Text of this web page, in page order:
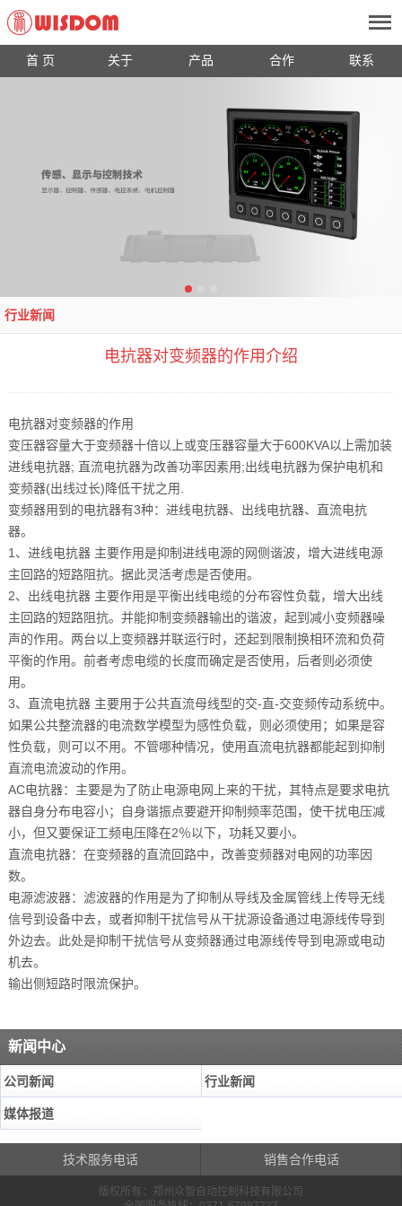
首 页 关于 产品 合作 联系
行业新闻
电抗器对变频器的作用介绍
电抗器对变频器的作用
变压器容量大于变频器十倍以上或变压器容量大于600KVA以上需加装
进线电抗器; 直流电抗器为改善功率因素用;出线电抗器为保护电机和
变频器(出线过长)降低干扰之用.
变频器用到的电抗器有3种：进线电抗器、出线电抗器、直流电抗
器。
1、进线电抗器 主要作用是抑制进线电源的网侧谐波，增大进线电源
主回路的短路阻抗。据此灵活考虑是否使用。
2、出线电抗器 主要作用是平衡出线电缆的分布容性负载，增大出线
主回路的短路阻抗。并能抑制变频器输出的谐波，起到减小变频器噪
声的作用。两台以上变频器并联运行时，还起到限制换相环流和负荷
平衡的作用。前者考虑电缆的长度而确定是否使用，后者则必须使
用。
3、直流电抗器 主要用于公共直流母线型的交-直-交变频传动系统中。
如果公共整流器的电流数学模型为感性负载，则必须使用；如果是容
性负载，则可以不用。不管哪种情况，使用直流电抗器都能起到抑制
直流电流波动的作用。
AC电抗器：主要是为了防止电源电网上来的干扰，其特点是要求电抗
器自身分布电容小；自身谐振点要避开抑制频率范围，使干扰电压减
小，但又要保证工频电压降在2％以下，功耗又要小。
直流电抗器：在变频器的直流回路中，改善变频器对电网的功率因
数。
电源滤波器：滤波器的作用是为了抑制从导线及金属管线上传导无线
信号到设备中去，或者抑制干扰信号从干扰源设备通过电源线传导到
外边去。此处是抑制干扰信号从变频器通过电源线传导到电源或电动
机去。
输出侧短路时限流保护。
新闻中心
公司新闻 行业新闻
媒体报道
技术服务电话 销售合作电话
版权所有：郑州众智自动控制科技有限公司